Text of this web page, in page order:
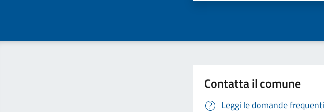
Contatta il comune
Leggi le domande frequenti